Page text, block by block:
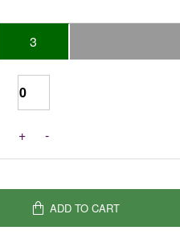
3
+ -
ADD TO CART